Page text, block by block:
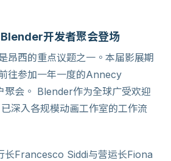
开发者聚会登场
昂西的重点议题之一。本届影展期
往参加一年一度的Annecy
聚会。 Blender作为全球广受欢迎
深入各规模动画工作室的工作流
长Francesco Siddi与营运长Fiona